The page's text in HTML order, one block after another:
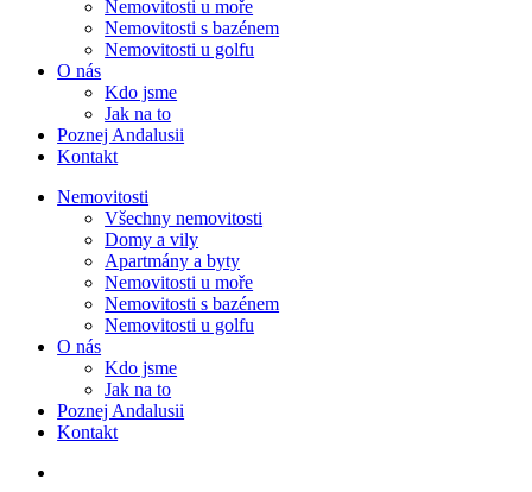
Nemovitosti u moře
Nemovitosti s bazénem
Nemovitosti u golfu
O nás
Kdo jsme
Jak na to
Poznej Andalusii
Kontakt
Nemovitosti
Všechny nemovitosti
Domy a vily
Apartmány a byty
Nemovitosti u moře
Nemovitosti s bazénem
Nemovitosti u golfu
O nás
Kdo jsme
Jak na to
Poznej Andalusii
Kontakt